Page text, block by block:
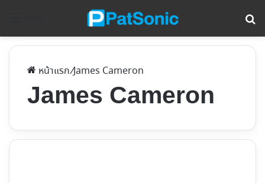
หน้าแรก/James Cameron
James Cameron